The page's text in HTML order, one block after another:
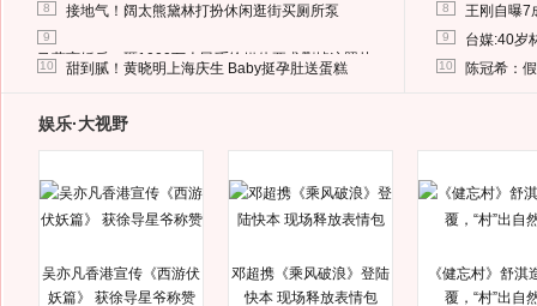
8 接地气！阔太熊黛林打扮休闲逛街买厕所泵
9
马蓉离婚后，砸1000万人民币给媒体要求删掉这照片
10 甜到腻！黄晓明上海庆生 Baby挺孕肚送蛋糕
8 王刚自曝7
9 台媒:40岁
10 陈冠希：
娱乐·大视野
吴亦凡香港宣传《西游伏
妖篇》 获徐导星爷称赞
邓超携《乘风破浪》登陆
快本 现场释放表情包
《健忘村》舒淇
覆，“村”出自